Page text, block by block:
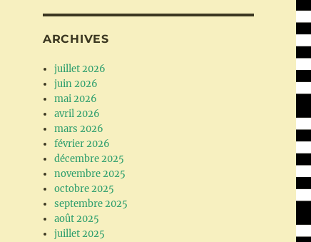
ARCHIVES
juillet 2026
juin 2026
mai 2026
avril 2026
mars 2026
février 2026
décembre 2025
novembre 2025
octobre 2025
septembre 2025
août 2025
juillet 2025